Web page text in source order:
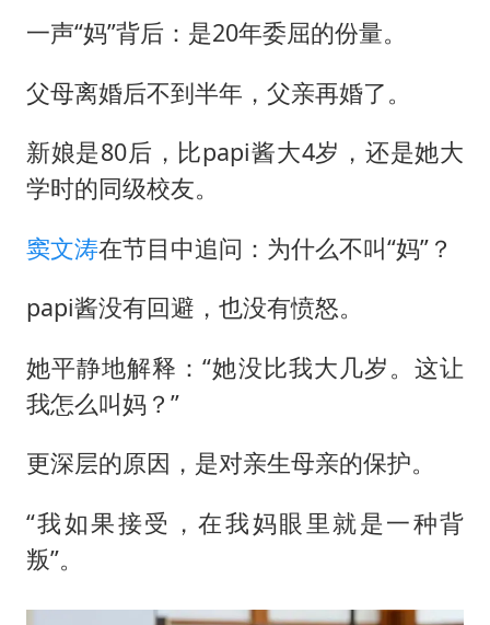
一声“妈”背后：是20年委屈的份量。
父母离婚后不到半年，父亲再婚了。
新娘是80后，比papi酱大4岁，还是她大
学时的同级校友。
窦文涛在节目中追问：为什么不叫“妈”？
papi酱没有回避，也没有愤怒。
她平静地解释：“她没比我大几岁。这让
我怎么叫妈？”
更深层的原因，是对亲生母亲的保护。
“我如果接受，在我妈眼里就是一种背
叛”。